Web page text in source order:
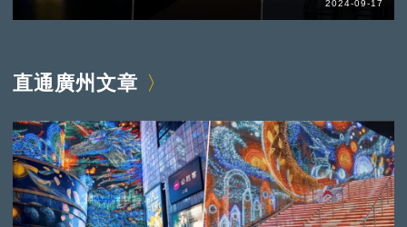
2024-09-17
直通廣州文章